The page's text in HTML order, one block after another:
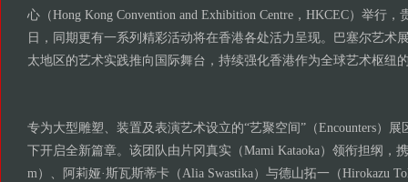
心（Hong Kong Convention and Exhibition Centre，HKCEC）举行，
日，同期更有一系列精彩活动将在香港各处活力呈现。巴塞尔艺术
太地区的艺术实践推向国际舞台，持续强化香港作为全球艺术枢纽
专为大型雕塑、装置及表演艺术设立的“艺聚空间”（Encounters）
下开启全新篇章。该团队由片冈真实（Mami Kataoka）领衔担纲，
m）、阿莉娅·斯瓦斯蒂卡（Alia Swastika）与德山拓一（Hirokazu